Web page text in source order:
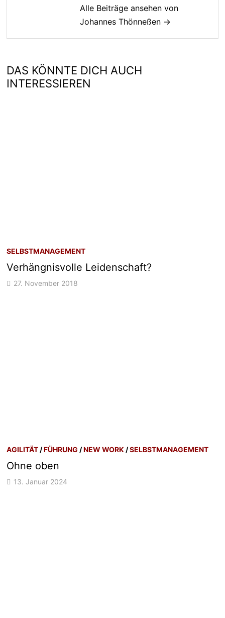
Alle Beiträge ansehen von
Johannes Thönneßen →
DAS KÖNNTE DICH AUCH
INTERESSIEREN
SELBSTMANAGEMENT
Verhängnisvolle Leidenschaft?
27. November 2018
AGILITÄT /FÜHRUNG /NEW WORK /SELBSTMANAGEMENT
Ohne oben
13. Januar 2024